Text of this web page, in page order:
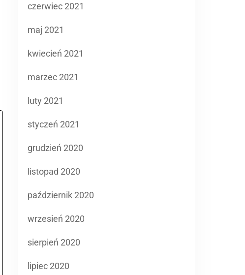
czerwiec 2021
maj 2021
kwiecień 2021
marzec 2021
luty 2021
styczeń 2021
grudzień 2020
listopad 2020
październik 2020
wrzesień 2020
sierpień 2020
lipiec 2020